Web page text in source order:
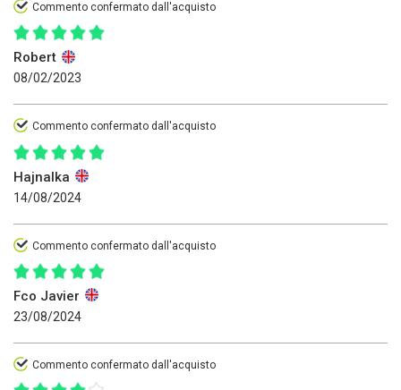
Commento confermato dall'acquisto
Robert
08/02/2023
Commento confermato dall'acquisto
Hajnalka
14/08/2024
Commento confermato dall'acquisto
Fco Javier
23/08/2024
Commento confermato dall'acquisto